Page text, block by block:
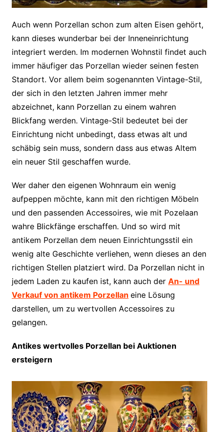
Auch wenn Porzellan schon zum alten Eisen gehört,
kann dieses wunderbar bei der Inneneinrichtung
integriert werden. Im modernen Wohnstil findet auch
immer häufiger das Porzellan wieder seinen festen
Standort. Vor allem beim sogenannten Vintage-Stil,
der sich in den letzten Jahren immer mehr
abzeichnet, kann Porzellan zu einem wahren
Blickfang werden. Vintage-Stil bedeutet bei der
Einrichtung nicht unbedingt, dass etwas alt und
schäbig sein muss, sondern dass aus etwas Altem
ein neuer Stil geschaffen wurde.
Wer daher den eigenen Wohnraum ein wenig
aufpeppen möchte, kann mit den richtigen Möbeln
und den passenden Accessoires, wie mit Pozelaan
wahre Blickfänge erschaffen. Und so wird mit
antikem Porzellan dem neuen Einrichtungsstil ein
wenig alte Geschichte verliehen, wenn dieses an den
richtigen Stellen platziert wird. Da Porzellan nicht in
jedem Laden zu kaufen ist, kann auch der An- und
Verkauf von antikem Porzellan eine Lösung
darstellen, um zu wertvollen Accessoires zu
gelangen.
Antikes wertvolles Porzellan bei Auktionen
ersteigern